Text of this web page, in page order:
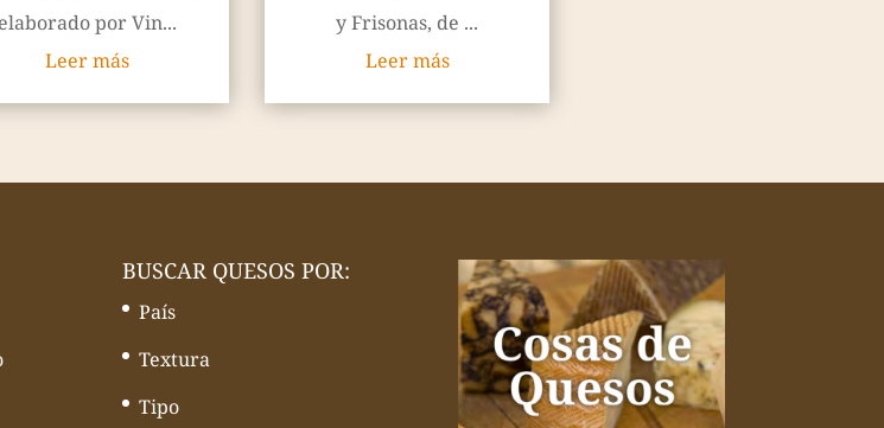
elaborado por Vin...
Leer más
y Frisonas, de ...
Leer más
BUSCAR QUESOS POR:
País
Textura
Tipo